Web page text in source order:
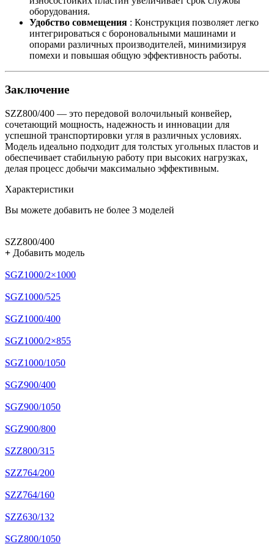
оборудования.
Удобство совмещения : Конструкция позволяет легко
интегрироваться с бороновальными машинами и
опорами различных производителей, минимизируя
помехи и повышая общую эффективность работы.
Заключение
SZZ800/400 — это передовой волочильный конвейер,
сочетающий мощность, надежность и инновации для
успешной транспортировки угля в различных условиях.
Модель идеально подходит для толстых угольных пластов и
обеспечивает стабильную работу при высоких нагрузках,
делая процесс добычи максимально эффективным.
Характеристики
Вы можете добавить не более 3 моделей
SZZ800/400
+ Добавить модель
SGZ1000/2×1000
SGZ1000/525
SGZ1000/400
SGZ1000/2×855
SGZ1000/1050
SGZ900/400
SGZ900/1050
SGZ900/800
SZZ800/315
SZZ764/200
SZZ764/160
SZZ630/132
SGZ800/1050